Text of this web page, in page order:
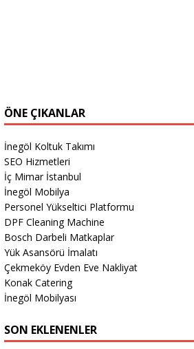
ÖNE ÇIKANLAR
İnegöl Koltuk Takımı
SEO Hizmetleri
İç Mimar İstanbul
İnegöl Mobilya
Personel Yükseltici Platformu
DPF Cleaning Machine
Bosch Darbeli Matkaplar
Yük Asansörü İmalatı
Çekmeköy Evden Eve Nakliyat
Konak Catering
İnegöl Mobilyası
SON EKLENENLER